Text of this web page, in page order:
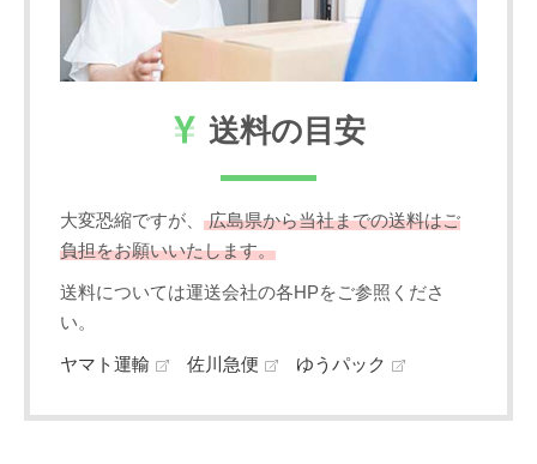
送料の目安
大変恐縮ですが、 広島県から当社までの送料はご
負担をお願いいたします。
送料については運送会社の各HPをご参照くださ
い。
ヤマト運輸 佐川急便 ゆうパック